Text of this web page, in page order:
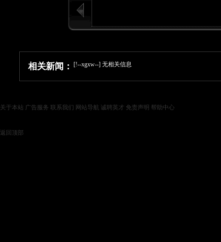
相关新闻： [!--xgxw--] 无相关信息
关于本站 广告服务 联系我们 网站导航 诚聘英才 免责声明 帮助中心
返回顶部